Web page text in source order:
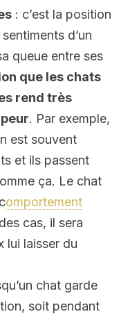
: c’est la position
d’un
queue entre ses
que les chats
rend très
. Par exemple,
est souvent
et ils passent
ça. Le chat
omportement
cas, il sera
lui laisser du
chat garde
soit pendant